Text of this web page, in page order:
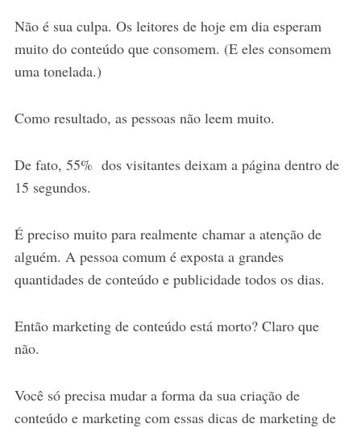
Não é sua culpa. Os leitores de hoje em dia esperam
muito do conteúdo que consomem. (E eles consomem
uma tonelada.)
Como resultado, as pessoas não leem muito.
De fato, 55% dos visitantes deixam a página dentro de
15 segundos.
É preciso muito para realmente chamar a atenção de
alguém. A pessoa comum é exposta a grandes
quantidades de conteúdo e publicidade todos os dias.
Então marketing de conteúdo está morto? Claro que
não.
Você só precisa mudar a forma da sua criação de
conteúdo e marketing com essas dicas de marketing de